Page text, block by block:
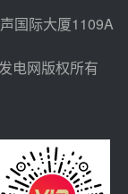
国际大厦1109A
电网版权所有